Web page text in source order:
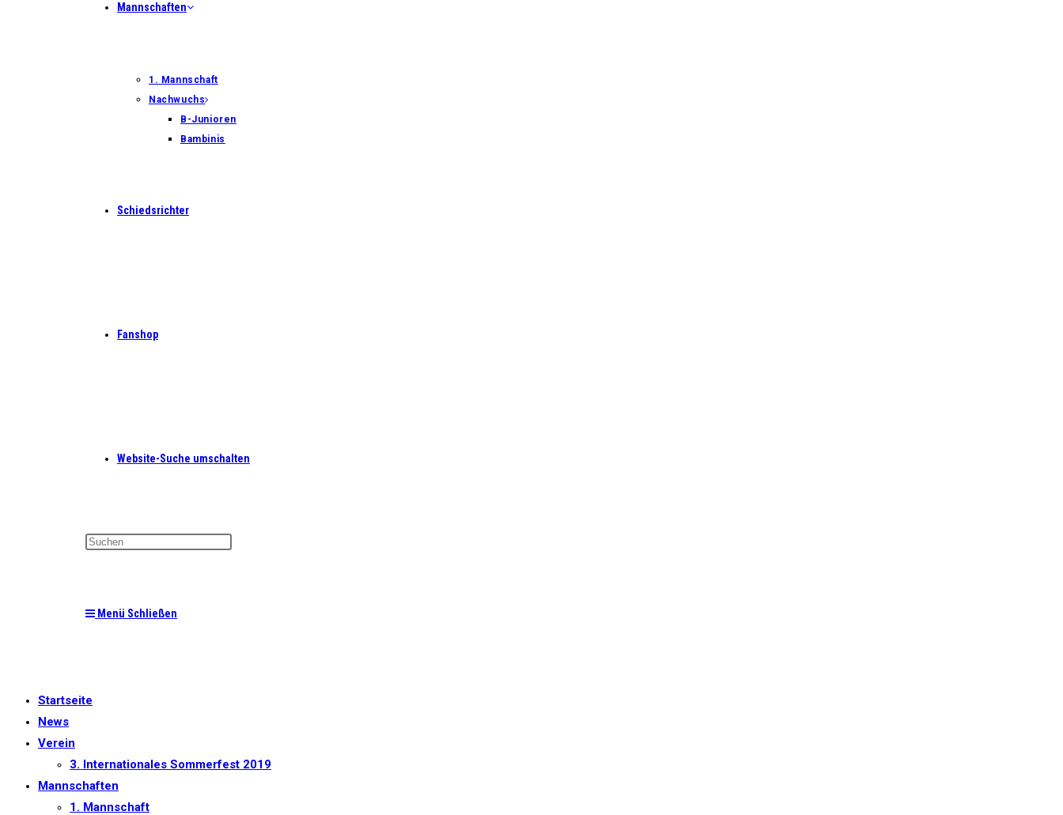
Mannschaften
1. Mannschaft
Nachwuchs
B-Junioren
Bambinis
Schiedsrichter
Fanshop
Website-Suche umschalten
Menü Schließen
Startseite
News
Verein
3. Internationales Sommerfest 2019
Mannschaften
1. Mannschaft